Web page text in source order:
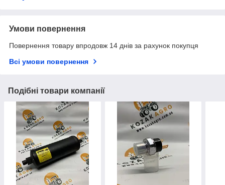
Умови повернення
Повернення товару впродовж 14 днів за рахунок покупця
Всі умови повернення
Подібні товари компанії